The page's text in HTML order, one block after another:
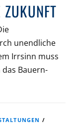
unendliche
Irrsinn muss
Bauern-
/